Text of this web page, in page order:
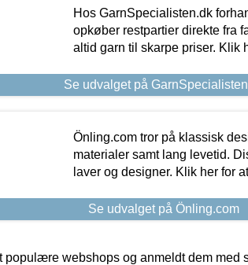
Hos GarnSpecialisten.dk
opkøber restpartier direkte fra
altid garn til skarpe priser. Klik
Se udvalget på
Önling.com tror på klassisk
materialer samt lang levetid.
laver og designer. Klik her for
Se udvalget på Önling.com
populære webshops og anmeldt dem med